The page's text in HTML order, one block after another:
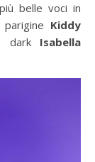
belle voci in
Kiddy
dark Isabella